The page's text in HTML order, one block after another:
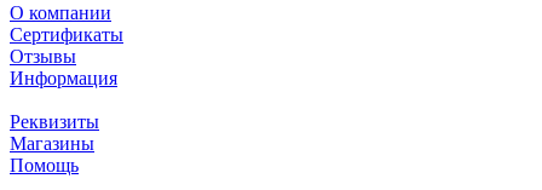
О компании
Сертификаты
Отзывы
Информация
Реквизиты
Магазины
Помощь